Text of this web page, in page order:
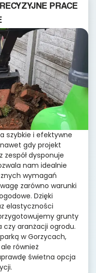
PRACE
szybkie i efektywne
gdy projekt
zespół dysponuje
nam idealnie
wymagań
zarówno warunki
Dzięki
elastyczności
grunty
czy aranżacji ogrodu.
w Gorzycach,
również
świetna opcja